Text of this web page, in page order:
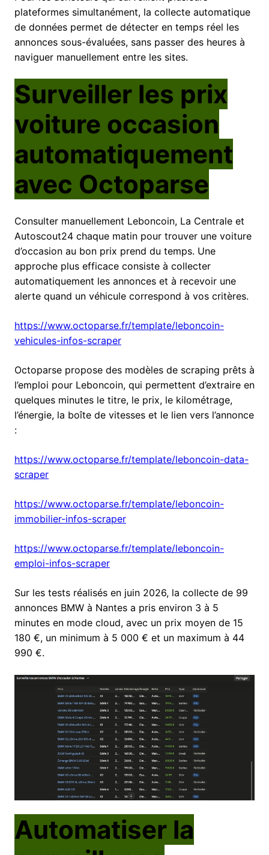
plateformes simultanément, la collecte automatique
de données permet de détecter en temps réel les
annonces sous-évaluées, sans passer des heures à
naviguer manuellement entre les sites.
Surveiller les prix
voiture occasion
automatiquement
avec Octoparse
Consulter manuellement Leboncoin, La Centrale et
Autoscout24 chaque matin pour trouver une voiture
d’occasion au bon prix prend du temps. Une
approche plus efficace consiste à collecter
automatiquement les annonces et à recevoir une
alerte quand un véhicule correspond à vos critères.
https://www.octoparse.fr/template/leboncoin-
vehicules-infos-scraper
Octoparse propose des modèles de scraping prêts à
l’emploi pour Leboncoin, qui permettent d’extraire en
quelques minutes le titre, le prix, le kilométrage,
l’énergie, la boîte de vitesses et le lien vers l’annonce
:
https://www.octoparse.fr/template/leboncoin-data-
scraper
https://www.octoparse.fr/template/leboncoin-
immobilier-infos-scraper
https://www.octoparse.fr/template/leboncoin-
emploi-infos-scraper
Sur les tests réalisés en juin 2026, la collecte de 99
annonces BMW à Nantes a pris environ 3 à 5
minutes en mode cloud, avec un prix moyen de 15
180 €, un minimum à 5 000 € et un maximum à 44
990 €.
Automatiser la